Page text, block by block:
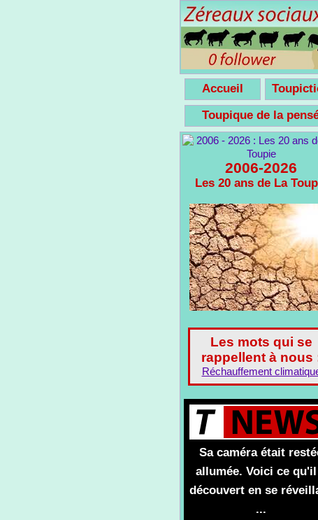
Accueil
Toupique de la
2006-2026
Les 20 ans de La
Les mots qui se
rappellent à nous
Réchauffement
Sa caméra était
allumée. Voici ce
découvert en se
...